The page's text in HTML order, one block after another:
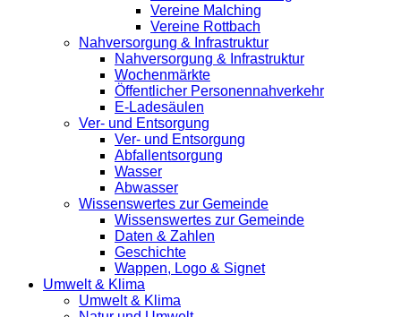
Vereine Malching
Vereine Rottbach
Nahversorgung & Infrastruktur
Nahversorgung & Infrastruktur
Wochenmärkte
Öffentlicher Personennahverkehr
E-Ladesäulen
Ver- und Entsorgung
Ver- und Entsorgung
Abfallentsorgung
Wasser
Abwasser
Wissenswertes zur Gemeinde
Wissenswertes zur Gemeinde
Daten & Zahlen
Geschichte
Wappen, Logo & Signet
Umwelt & Klima
Umwelt & Klima